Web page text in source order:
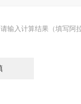
请输入计算结果（填写阿